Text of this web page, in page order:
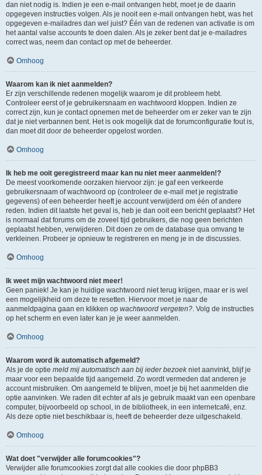
dan niet nodig is. Indien je een e-mail ontvangen hebt, moet je de daarin
opgegeven instructies volgen. Als je nooit een e-mail ontvangen hebt, was het
opgegeven e-mailadres dan wel juist? Één van de redenen van activatie is om
het aantal valse accounts te doen dalen. Als je zeker bent dat je e-mailadres
correct was, neem dan contact op met de beheerder.
Omhoog
Waarom kan ik niet aanmelden?
Er zijn verschillende redenen mogelijk waarom je dit probleem hebt.
Controleer eerst of je gebruikersnaam en wachtwoord kloppen. Indien ze
correct zijn, kun je contact opnemen met de beheerder om er zeker van te zijn
dat je niet verbannen bent. Het is ook mogelijk dat de forumconfiguratie fout is,
dan moet dit door de beheerder opgelost worden.
Omhoog
Ik heb me ooit geregistreerd maar kan nu niet meer aanmelden!?
De meest voorkomende oorzaken hiervoor zijn: je gaf een verkeerde
gebruikersnaam of wachtwoord op (controleer de e-mail met je registratie
gegevens) of een beheerder heeft je account verwijderd om één of andere
reden. Indien dit laatste het geval is, heb je dan ooit een bericht geplaatst? Het
is normaal dat forums om de zoveel tijd gebruikers, die nog geen berichten
geplaatst hebben, verwijderen. Dit doen ze om de database qua omvang te
verkleinen. Probeer je opnieuw te registreren en meng je in de discussies.
Omhoog
Ik weet mijn wachtwoord niet meer!
Geen paniek! Je kan je huidige wachtwoord niet terug krijgen, maar er is wel
een mogelijkheid om deze te resetten. Hiervoor moet je naar de
aanmeldpagina gaan en klikken op wachtwoord vergeten?. Volg de instructies
op het scherm en even later kan je je weer aanmelden.
Omhoog
Waarom word ik automatisch afgemeld?
Als je de optie meld mij automatisch aan bij ieder bezoekniet aanvinkt, blijf je
maar voor een bepaalde tijd aangemeld. Zo wordt vermeden dat anderen je
account misbruiken. Om aangemeld te blijven, moet je bij het aanmelden die
optie aanvinken. We raden dit echter af als je gebruik maakt van een openbare
computer, bijvoorbeeld op school, in de bibliotheek, in een internetcafé, enz.
Als deze optie niet beschikbaar is, heeft de beheerder deze uitgeschakeld.
Omhoog
Wat doet "verwijder alle forumcookies"?
Verwijder alle forumcookies zorgt dat alle cookies die door phpBB3